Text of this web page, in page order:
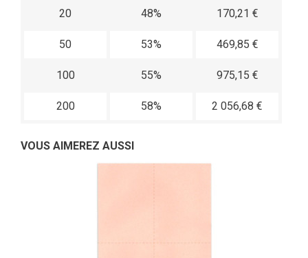
20 48% 170,21 €
50 53% 469,85 €
100 55% 975,15 €
200 58% 2 056,68 €
VOUS AIMEREZ AUSSI